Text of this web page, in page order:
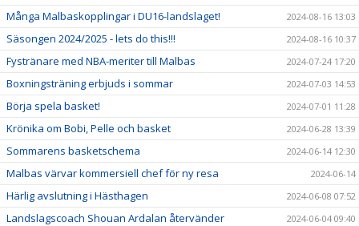
Många Malbaskopplingar i DU16-landslaget! 2024-08-16 13:03
Säsongen 2024/2025 - lets do this!!! 2024-08-16 10:37
Fystränare med NBA-meriter till Malbas 2024-07-24 17:20
Boxningsträning erbjuds i sommar 2024-07-03 14:53
Börja spela basket! 2024-07-01 11:28
Krönika om Bobi, Pelle och basket 2024-06-28 13:39
Sommarens basketschema 2024-06-14 12:30
Malbas värvar kommersiell chef för ny resa 2024-06-14
Härlig avslutning i Hästhagen 2024-06-08 07:52
Landslagscoach Shouan Ardalan återvänder 2024-06-04 09:40